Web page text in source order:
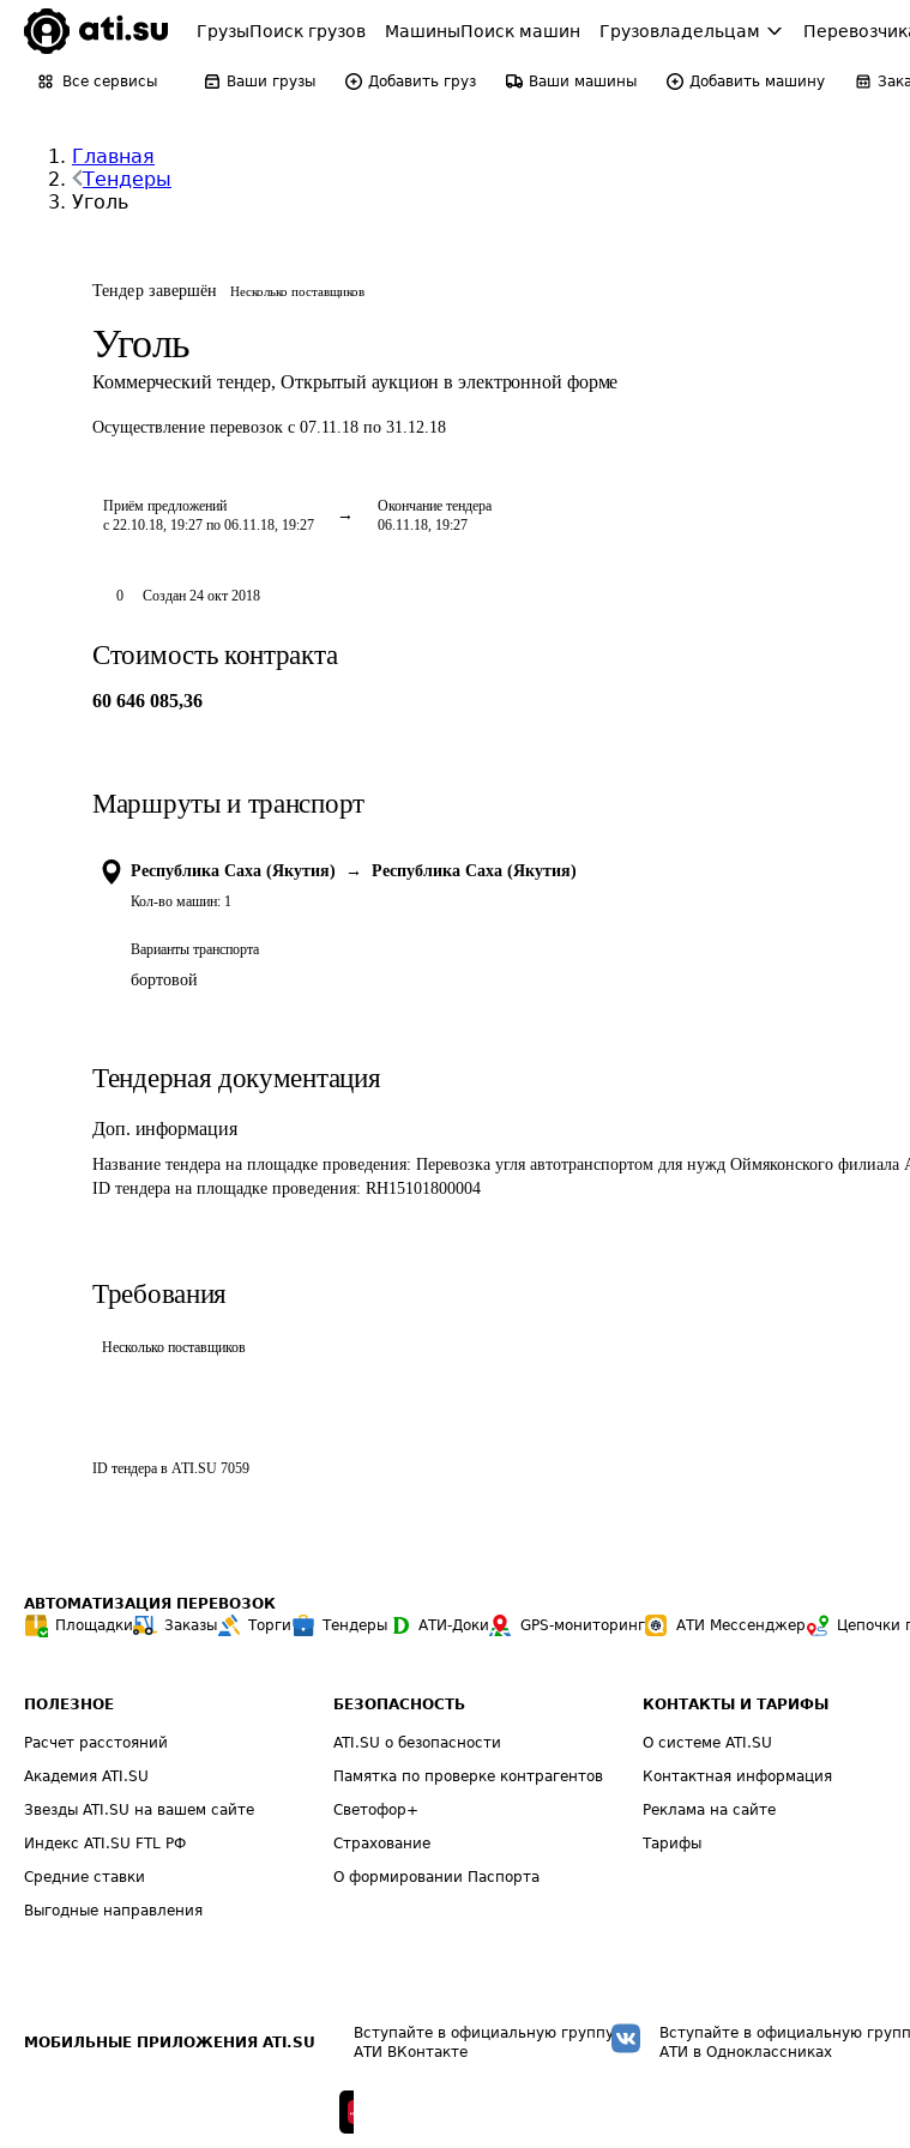
ГрузыПоиск грузов МашиныПоиск машин Грузовладельцам
Все сервисы Ваши грузы Добавить груз Ваши машины Добавить машину
Главная
Тендеры
Уголь
Тендер завершён Несколько поставщиков
Уголь
Коммерческий тендер, Открытый аукцион в электронной форме
Осуществление перевозок с 07.11.18 по 31.12.18
Приём предложений
с 22.10.18, 19:27 по 06.11.18, 19:27
Окончание тендера
06.11.18, 19:27
0 Создан 24 окт 2018
Стоимость контракта
60 646 085,36
Маршруты и транспорт
Республика Саха (Якутия) → Республика Саха (Якутия)
Кол-во машин: 1
Варианты транспорта
бортовой
Тендерная документация
Доп. информация
Название тендера на площадке проведения: Перевозка угля автотранспортом для нужд Оймяконского филиала
ID тендера на площадке проведения: RH15101800004
Требования
Несколько поставщиков
ID тендера в ATI.SU 7059
АВТОМАТИЗАЦИЯ ПЕРЕВОЗОК
Площадки
Заказы Торги Тендеры АТИ-Доки GPS-мониторинг АТИ Мессенджер Цепочки
ПОЛЕЗНОЕ
Расчет расстояний
Академия ATI.SU
Звезды ATI.SU на вашем сайте
Индекс ATI.SU FTL РФ
Средние ставки
Выгодные направления
БЕЗОПАСНОСТЬ
ATI.SU о безопасности
Памятка по проверке контрагентов
Светофор+
Страхование
О формировании Паспорта
КОНТАКТЫ И ТАРИФЫ
О системе ATI.SU
Контактная информация
Реклама на сайте
Тарифы
МОБИЛЬНЫЕ ПРИЛОЖЕНИЯ ATI.SU
Вступайте в официальную группу
АТИ ВКонтакте
Вступайте в официальную
АТИ в Одноклассниках